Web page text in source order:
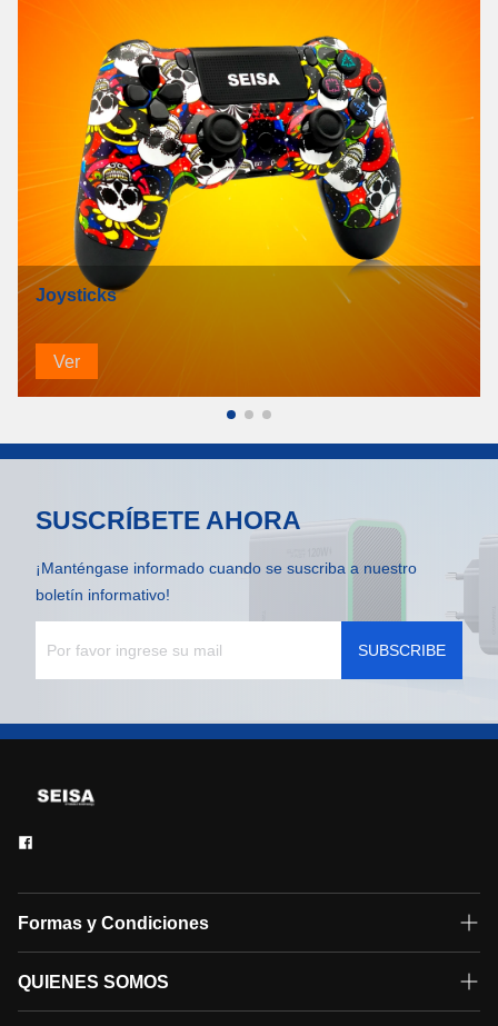
Joysticks
Ver
SUSCRÍBETE AHORA
¡Manténgase informado cuando se suscriba a nuestro
boletín informativo!
SUBSCRIBE
Formas y Condiciones
Formas de pago
Contáctanos
QUIENES SOMOS